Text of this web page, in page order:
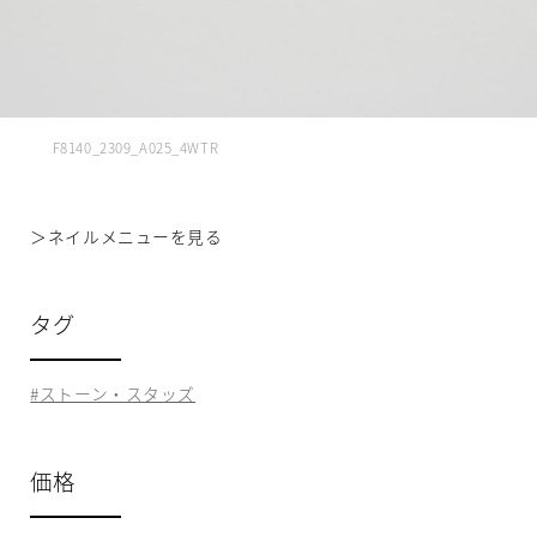
F8140_2309_A025_4WTR
＞ ネイルメニューを見る
タグ
ストーン・スタッズ
価格